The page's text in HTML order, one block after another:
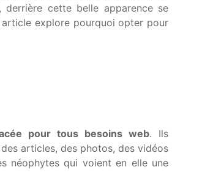
derrière cette belle apparence se
explore pourquoi opter pour
pour tous besoins web. Ils
articles, des photos, des vidéos
néophytes qui voient en elle une